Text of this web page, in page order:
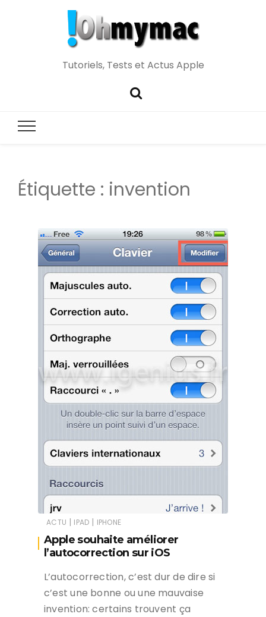
Tutoriels, Tests et Actus Apple
Étiquette : invention
ACTU | IPAD | IPHONE
Apple souhaite améliorer
l’autocorrection sur iOS
L’autocorrection, c’est dur de dire si
c’est une bonne ou une mauvaise
invention: certains trouvent ça